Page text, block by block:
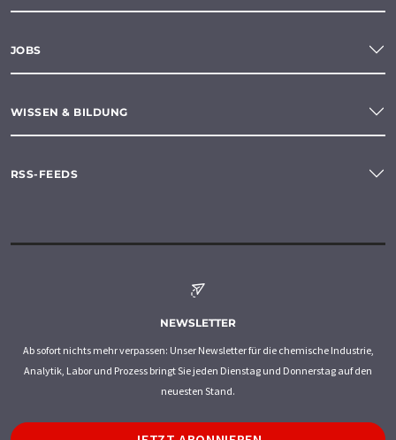
JOBS
WISSEN & BILDUNG
RSS-FEEDS
NEWSLETTER
Ab sofort nichts mehr verpassen: Unser Newsletter für die chemische Industrie,
Analytik, Labor und Prozess bringt Sie jeden Dienstag und Donnerstag auf den
neuesten Stand.